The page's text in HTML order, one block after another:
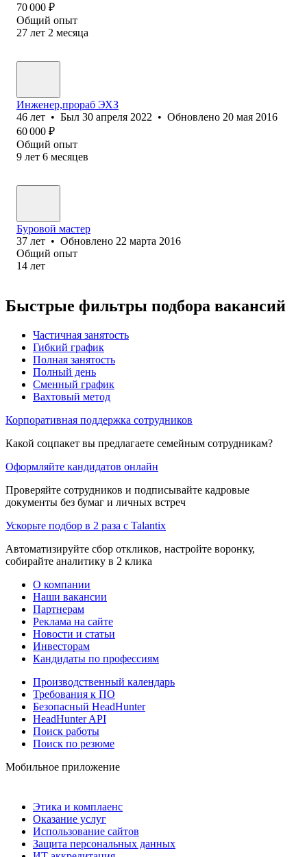
70 000 ₽
Общий опыт
27 лет 2 месяца
Инженер,прораб ЭХЗ
46 лет • Был 30 апреля 2022 • Обновлено 20 мая 2016
60 000 ₽
Общий опыт
9 лет 6 месяцев
Буровой мастер
37 лет • Обновлено 22 марта 2016
Общий опыт
14 лет
Быстрые фильтры подбора вакансий
Частичная занятость
Гибкий график
Полная занятость
Полный день
Сменный график
Вахтовый метод
Корпоративная поддержка сотрудников
Какой соцпакет вы предлагаете семейным сотрудникам?
Оформляйте кандидатов онлайн
Проверяйте сотрудников и подписывайте кадровые
документы без бумаг и личных встреч
Ускорьте подбор в 2 раза с Talantix
Автоматизируйте сбор откликов, настройте воронку,
собирайте аналитику в 2 клика
О компании
Наши вакансии
Партнерам
Реклама на сайте
Новости и статьи
Инвесторам
Кандидаты по профессиям
Производственный календарь
Требования к ПО
Безопасный HeadHunter
HeadHunter API
Поиск работы
Поиск по резюме
Мобильное приложение
Этика и комплаенс
Оказание услуг
Использование сайтов
Защита персональных данных